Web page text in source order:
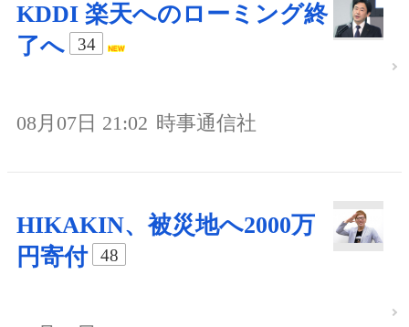
KDDI 楽天へのローミング終
了へ
34
08月07日 21:02 時事通信社
HIKAKIN、被災地へ2000万
円寄付
48